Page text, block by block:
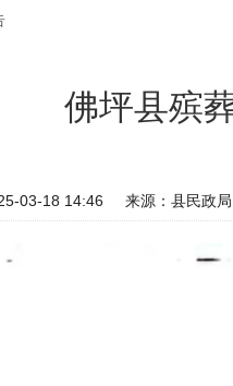
佛坪县殡
03-18 14:46 来源：县民政局